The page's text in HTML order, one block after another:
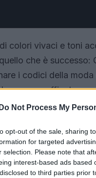
Do Not Process My
opt-out of the sale, sharing
for targeted
selection. Please note that
interest-based ads
to third parties prior
colori vivaci e toni
che è successo:
i codici della
e
potrebbe